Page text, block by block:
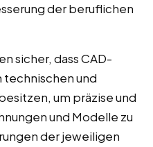
der beruflichen
sicher, dass CAD-
und
um präzise und
und Modelle zu
der jeweiligen